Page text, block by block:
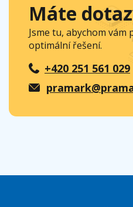
Máte
Jsme tu, abychom vám
optimální řešení.
+420 251 561 029